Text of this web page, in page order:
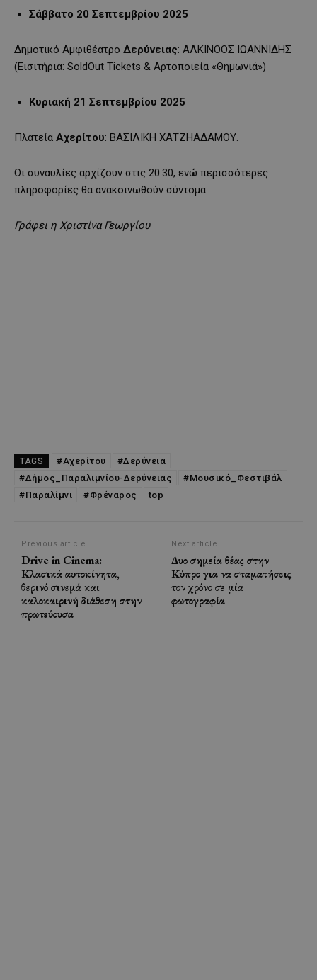
Σάββατο 20 Σεπτεμβρίου 2025
Δημοτικό Αμφιθέατρο Δερύνειας: ΑΛΚΙΝΟΟΣ ΙΩΑΝΝΙΔΗΣ
(Εισιτήρια: SoldOut Tickets & Αρτοποιεία «Θημωνιά»)
Κυριακή 21 Σεπτεμβρίου 2025
Πλατεία Αχερίτου: ΒΑΣΙΛΙΚΗ ΧΑΤΖΗΑΔΑΜΟΥ.
Οι συναυλίες αρχίζουν στις 20:30, ενώ περισσότερες
πληροφορίες θα ανακοινωθούν σύντομα.
Γράφει η Χριστίνα Γεωργίου
TAGS #Αχερίτου
#Δερύνεια
#Δήμος_Παραλιμνίου-Δερύνειας
#Μουσικό_Φεστιβάλ
#Παραλίμνι
#Φρέναρος top
Previous article
Drive in Cinema:
Κλασικά αυτοκίνητα,
θερινό σινεμά και
καλοκαιρινή διάθεση στην
πρωτεύουσα
Next article
Δυο σημεία θέας στην
Κύπρο για να σταματήσεις
τον χρόνο σε μία
φωτογραφία